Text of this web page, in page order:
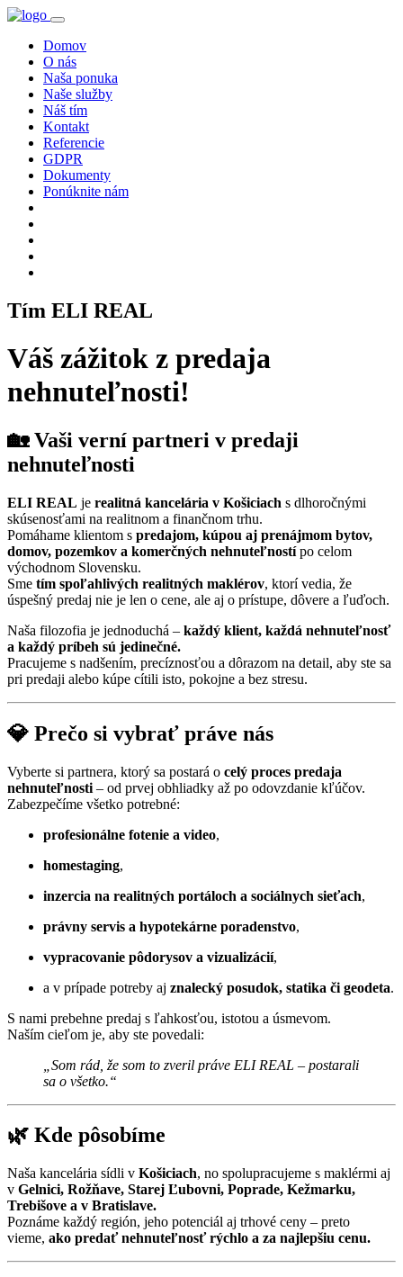
Domov
O nás
Naša ponuka
Naše služby
Náš tím
Kontakt
Referencie
GDPR
Dokumenty
Ponúknite nám
Tím ELI REAL
Váš zážitok z predaja
nehnuteľnosti!
🏡Vaši verní partneri v predaji
nehnuteľnosti
ELI REAL je realitná kancelária v Košiciach s dlhoročnými
skúsenosťami na realitnom a finančnom trhu.
Pomáhame klientom s predajom, kúpou aj prenájmom bytov,
domov, pozemkov a komerčných nehnuteľnostípo celom
východnom Slovensku.
Sme tím spoľahlivých realitných maklérov, ktorí vedia, že
úspešný predaj nie je len o cene, ale aj o prístupe, dôvere a ľuďoch.
Naša filozofia je jednoduchá – každý klient, každá nehnuteľnosť
a každý príbeh sú jedinečné.
Pracujeme s nadšením, precíznosťou a dôrazom na detail, aby ste sa
pri predaji alebo kúpe cítili isto, pokojne a bez stresu.
💎 Prečo si vybrať práve nás
Vyberte si partnera, ktorý sa postará o celý proces predaja
nehnuteľnosti – od prvej obhliadky až po odovzdanie kľúčov.
Zabezpečíme všetko potrebné:
profesionálne fotenie a video,
homestaging,
inzercia na realitných portáloch a sociálnych sieťach,
právny servis a hypotekárne poradenstvo,
vypracovanie pôdorysov a vizualizácií,
a v prípade potreby aj znalecký posudok, statika či geodeta.
S nami prebehne predaj s ľahkosťou, istotou a úsmevom.
Naším cieľom je, aby ste povedali:
„Som rád, že som to zveril práve ELI REAL – postarali
sa o všetko.“
🌿 Kde pôsobíme
Naša kancelária sídli v Košiciach, no spolupracujeme s maklérmi aj
v Gelnici, Rožňave, Starej Ľubovni, Poprade, Kežmarku,
Trebišove a v Bratislave.
Poznáme každý región, jeho potenciál aj trhové ceny – preto
vieme, ako predať nehnuteľnosť rýchlo a za najlepšiu cenu.